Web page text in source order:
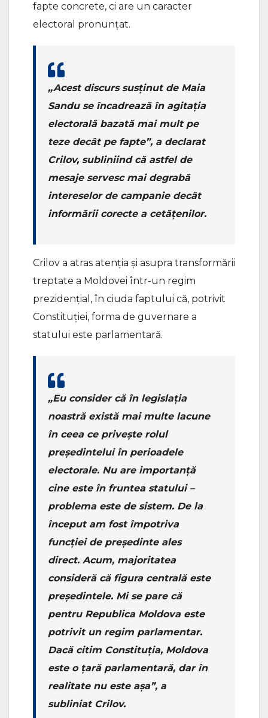
fapte concrete, ci are un caracter
electoral pronunțat.
„Acest discurs susținut de Maia
Sandu se încadrează în agitația
electorală bazată mai mult pe
teze decât pe fapte”, a declarat
Crilov, subliniind că astfel de
mesaje servesc mai degrabă
intereselor de campanie decât
informării corecte a cetățenilor.
Crilov a atras atenția și asupra transformării
treptate a Moldovei într-un regim
prezidențial, în ciuda faptului că, potrivit
Constituției, forma de guvernare a
statului este parlamentară.
„Eu consider că în legislația
noastră există mai multe lacune
în ceea ce privește rolul
președintelui în perioadele
electorale. Nu are importanță
cine este în fruntea statului –
problema este de sistem. De la
început am fost împotriva
funcției de președinte ales
direct. Acum, majoritatea
consideră că figura centrală este
președintele. Mi se pare că
pentru Republica Moldova este
potrivit un regim parlamentar.
Dacă citim Constituția, Moldova
este o țară parlamentară, dar în
realitate nu este așa”, a
subliniat Crilov.